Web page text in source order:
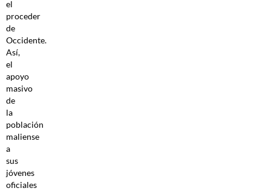
el
proceder
de
Occidente.
Así,
el
apoyo
masivo
de
la
población
maliense
a
sus
jóvenes
oficiales